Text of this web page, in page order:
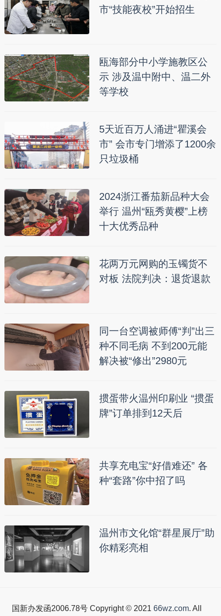
市“技能夜校”开始招生
瓯海部分中小学施教区公
示 涉及温中附中、温二外
等学校
5天近百万人涌进“瞿溪会
市” 会市专门增添了1200余
只垃圾桶
2024浙江番茄新品种大会
举行 温州“瓯秀黄樱”上榜
十大优秀品种
花两万元网购的玉镯货不
对板 法院判决：退货退款
同一台空调被师傅“判”出三
种不同毛病 不到200元能
解决被“修出”2980元
掼蛋带火温州印刷业 “掼蛋
牌”订单排到12天后
共享充电宝“好借难还” 各
种“套路”你中招了吗
温州市文化馆“群星展厅”助
你精彩亮相
国新办发函2006.78号 Copyright © 2021 66wz.com. All